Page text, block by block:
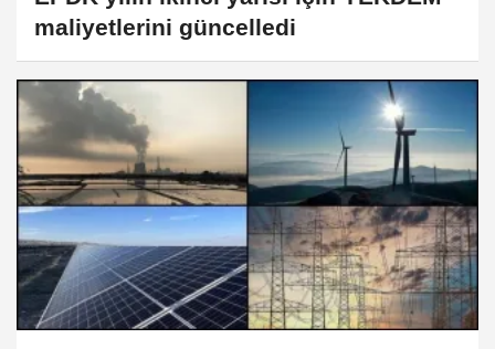
maliyetlerini güncelledi